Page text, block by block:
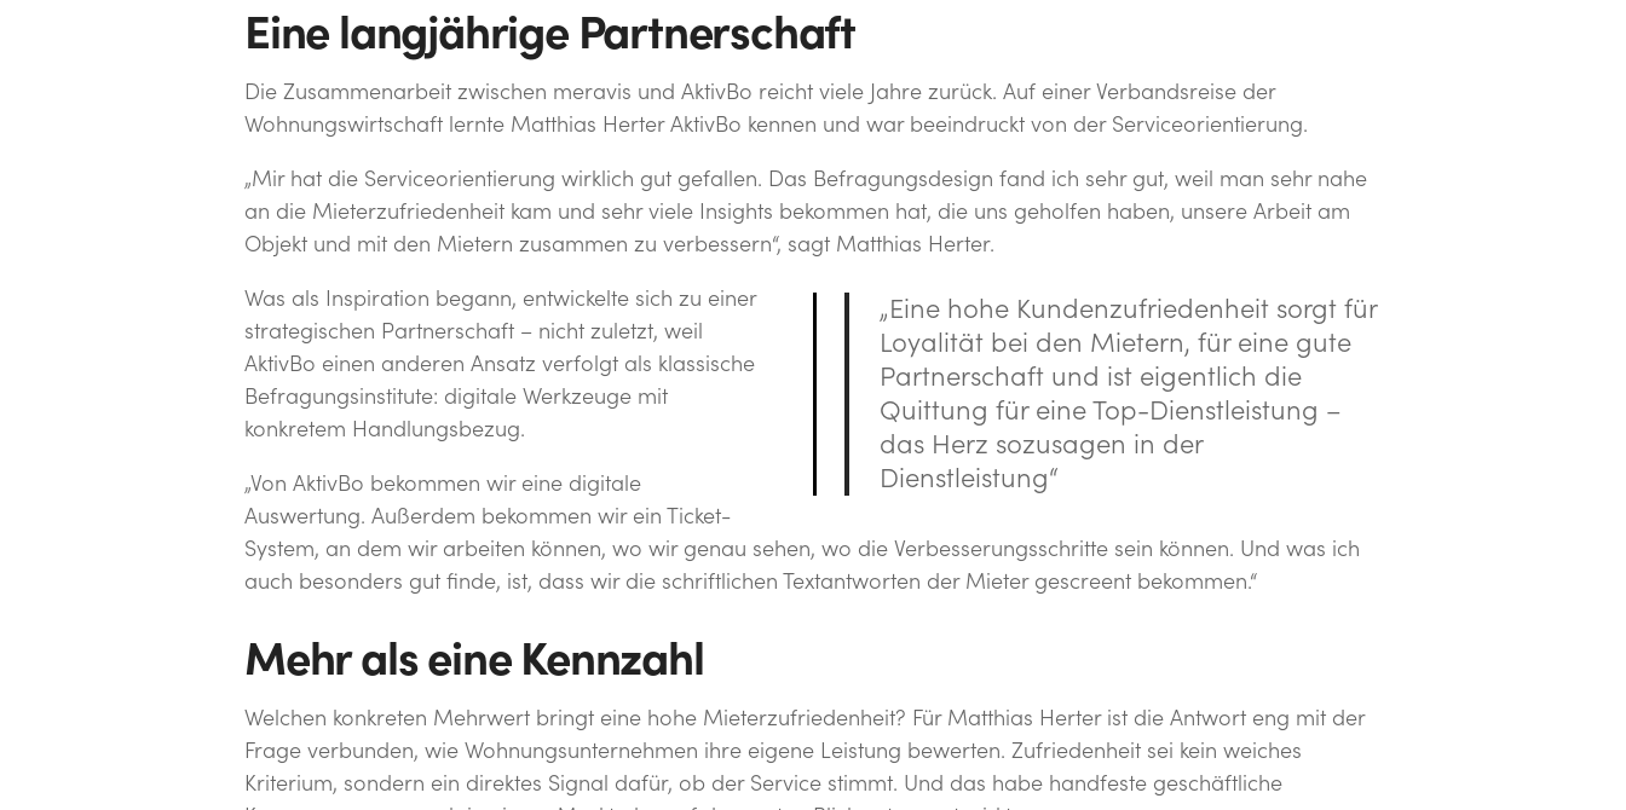
Eine langjährige Partnerschaft
Die Zusammenarbeit zwischen meravis und AktivBo reicht viele Jahre zurück. Auf einer Verbandsreise der
Wohnungswirtschaft lernte Matthias Herter AktivBo kennen und war beeindruckt von der Serviceorientierung.
„Mir hat die Serviceorientierung wirklich gut gefallen. Das Befragungsdesign fand ich sehr gut, weil man sehr nahe
an die Mieterzufriedenheit kam und sehr viele Insights bekommen hat, die uns geholfen haben, unsere Arbeit am
Objekt und mit den Mietern zusammen zu verbessern“, sagt Matthias Herter.
„Eine hohe Kundenzufriedenheit sorgt für
Loyalität bei den Mietern, für eine gute
Partnerschaft und ist eigentlich die
Quittung für eine Top-Dienstleistung –
das Herz sozusagen in der
Dienstleistung“
Was als Inspiration begann, entwickelte sich zu einer
strategischen Partnerschaft – nicht zuletzt, weil
AktivBo einen anderen Ansatz verfolgt als klassische
Befragungsinstitute: digitale Werkzeuge mit
konkretem Handlungsbezug.
„Von AktivBo bekommen wir eine digitale
Auswertung. Außerdem bekommen wir ein Ticket-
System, an dem wir arbeiten können, wo wir genau sehen, wo die Verbesserungsschritte sein können. Und was ich
auch besonders gut finde, ist, dass wir die schriftlichen Textantworten der Mieter gescreent bekommen.“
Mehr als eine Kennzahl
Welchen konkreten Mehrwert bringt eine hohe Mieterzufriedenheit? Für Matthias Herter ist die Antwort eng mit der
Frage verbunden, wie Wohnungsunternehmen ihre eigene Leistung bewerten. Zufriedenheit sei kein weiches
Kriterium, sondern ein direktes Signal dafür, ob der Service stimmt. Und das habe handfeste geschäftliche